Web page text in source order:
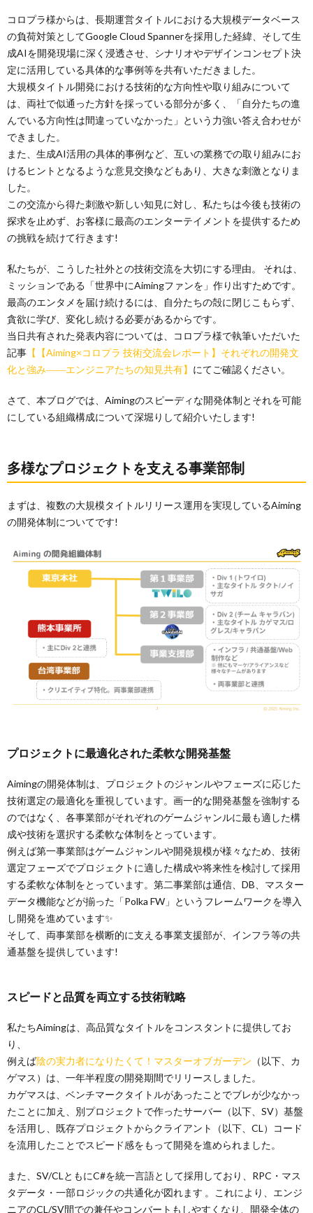
コロプラ様からは、長期運営タイトルにおける大規模データベース
の負荷対策としてGoogle Cloud Spannerを採用した経緯、そして生
成AIを開発現場に深く浸透させ、シナリオやデザインコンセプト決
定に活用している具体的な事例等を共有いただきました。
大規模タイトル開発における技術的な方向性や取り組みについて
は、両社で似通った方針を採っている部分が多く、「自分たちの進
んでいる方向性は間違っていなかった」という力強い答え合わせが
できました。
また、生成AI活用の具体的事例など、互いの業務での取り組みにお
けるヒントとなるような意見交換などもあり、大きな刺激となりま
した。
この交流から得た刺激や新しい知見に対し、私たちは今後も技術の
探求を止めず、お客様に最高のエンターテイメントを提供するため
の挑戦を続けて行きます!
私たちが、こうした社外との技術交流を大切にする理由。 それは、
ミッションである「世界中にAimingファンを」作り出すためです。
最高のエンタメを届け続けるには、自分たちの殻に閉じこもらず、
貪欲に学び、変化し続ける必要があるからです。
当日共有された発表内容については、コロプラ様で執筆いただいた
記事 【【Aiming×コロプラ 技術交流会レポート】それぞれの開発文
化と強み――エンジニアたちの知見共有】 にてご確認ください。
さて、本ブログでは、Aimingのスピーディな開発体制とそれを可能
にしている組織構成について深堀りして紹介いたします!
多様なプロジェクトを支える事業部制
まずは、複数の大規模タイトルリリース運用を実現しているAiming
の開発体制についてです!
プロジェクトに最適化された柔軟な開発基盤
Aimingの開発体制は、プロジェクトのジャンルやフェーズに応じた
技術選定の最適化を重視しています。画一的な開発基盤を強制する
のではなく、各事業部がそれぞれのゲームジャンルに最も適した構
成や技術を選択する柔軟な体制をとっています。
例えば第一事業部はゲームジャンルや開発規模が様々なため、技術
選定フェーズでプロジェクトに適した構成や将来性を検討して採用
する柔軟な体制をとっています。第二事業部は通信、DB、マスター
データ機能などが揃った「Polka FW」というフレームワークを導入
し開発を進めています✨
そして、両事業部を横断的に支える事業支援部が、インフラ等の共
通基盤を提供しています!
スピードと品質を両立する技術戦略
私たちAimingは、高品質なタイトルをコンスタントに提供してお
り、
例えば陰の実力者になりたくて！マスターオブガーデン （以下、カ
ゲマス）は、一年半程度の開発期間でリリースしました。
カゲマスは、ベンチマークタイトルがあったことでブレが少なかっ
たことに加え、別プロジェクトで作ったサーバー（以下、SV）基盤
を活用し、既存プロジェクトからクライアント（以下、CL）コード
を流用したことでスピード感をもって開発を進められました。
また、SV/CLともにC#を統一言語として採用しており、RPC・マス
タデータ・一部ロジックの共通化が図れます 。これにより、エンジ
ニアのCL/SV間での兼任やコンバートもしやすくなり、開発全体の